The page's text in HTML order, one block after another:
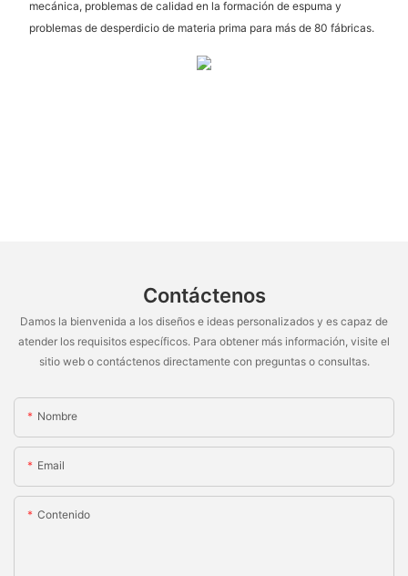
mecánica, problemas de calidad en la formación de espuma y
problemas de desperdicio de materia prima para más de 80 fábricas.
Contáctenos
Damos la bienvenida a los diseños e ideas personalizados y es capaz de
atender los requisitos específicos. Para obtener más información, visite el
sitio web o contáctenos directamente con preguntas o consultas.
Nombre
Email
Contenido